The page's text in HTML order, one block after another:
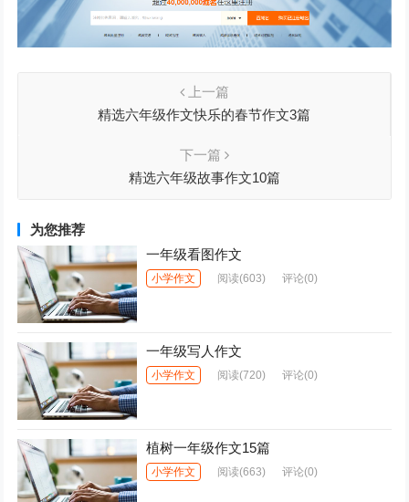
上一篇
精选六年级作文快乐的春节作文3篇
下一篇
精选六年级故事作文10篇
为您推荐
一年级看图作文
小学作文 阅读(603) 评论(0)
一年级写人作文
小学作文 阅读(720) 评论(0)
植树一年级作文15篇
小学作文 阅读(663) 评论(0)